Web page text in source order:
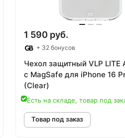
1 590 руб.
+ 32 бонусов
Чехол защитный VLP LITE
c MagSafe для iPhone 16
(Clear)
Есть на складе, товар под